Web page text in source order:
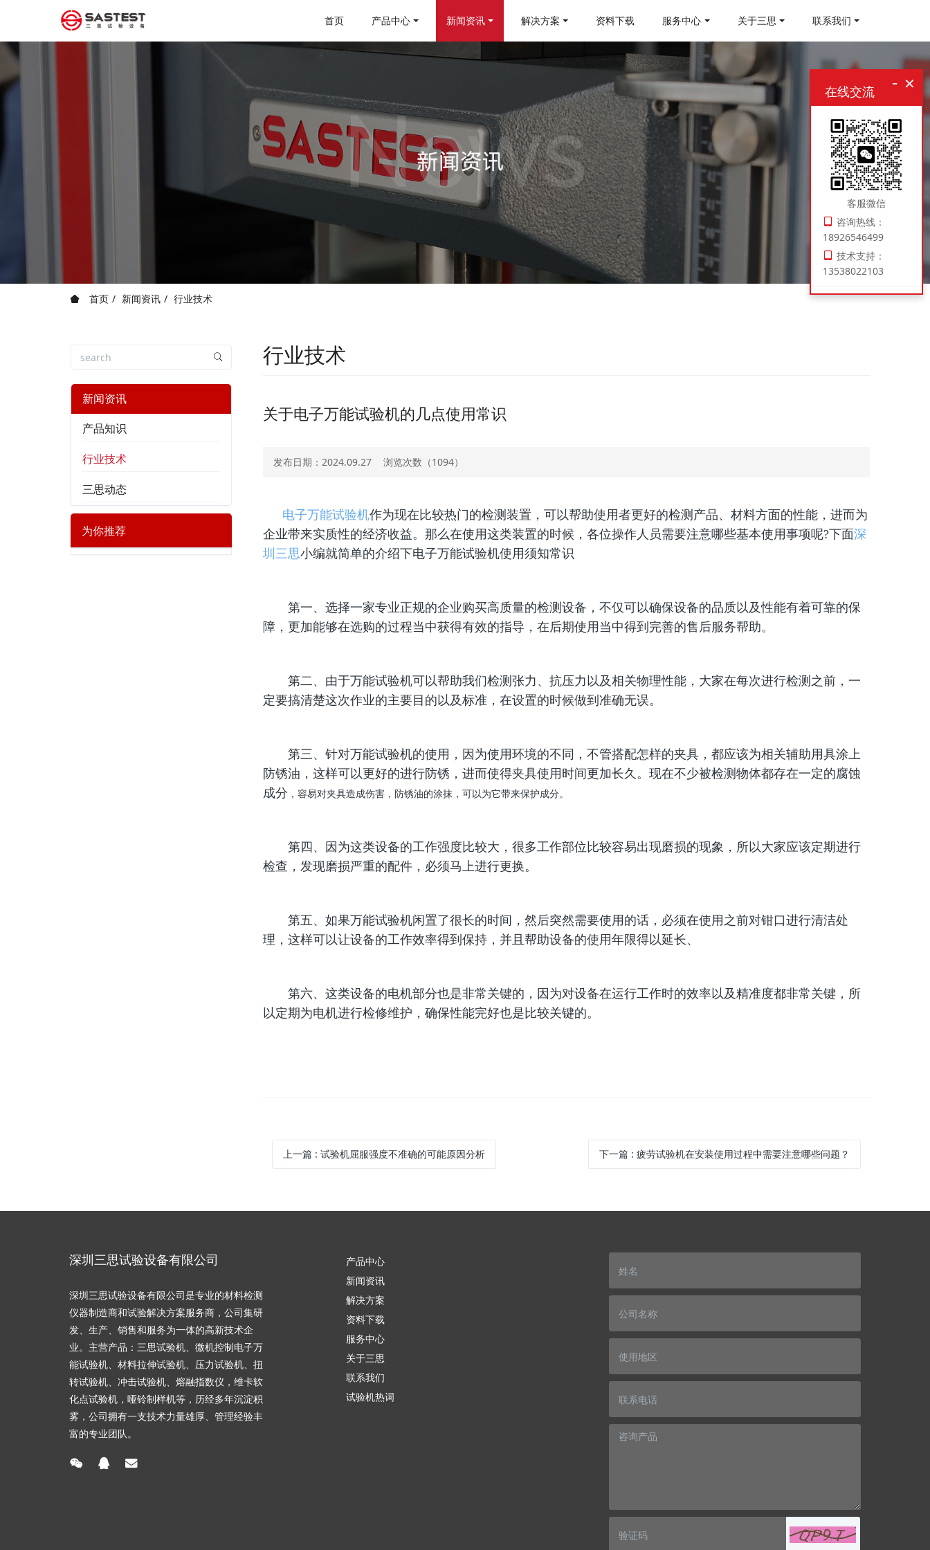
首页 产品中心 新闻资讯 解决方案 资料下载 服务中心 关于三思 联系我们
首页 新闻资讯 行业技术
行业技术
关于电子万能试验机的几点使用常识
发布日期：2024.09.27 浏览次数（1094）
电子万能试验机作为现在比较热门的检测装置，可以帮助使用者更好的检测产品、材料方面的性能，进而为
企业带来实质性的经济收益。那么在使用这类装置的时候，各位操作人员需要注意哪些基本使用事项呢?下面深
圳三思小编就简单的介绍下电子万能试验机使用须知常识
第一、选择一家专业正规的企业购买高质量的检测设备，不仅可以确保设备的品质以及性能有着可靠的保
障，更加能够在选购的过程当中获得有效的指导，在后期使用当中得到完善的售后服务帮助。
第二、由于万能试验机可以帮助我们检测张力、抗压力以及相关物理性能，大家在每次进行检测之前，一
定要搞清楚这次作业的主要目的以及标准，在设置的时候做到准确无误。
第三、针对万能试验机的使用，因为使用环境的不同，不管搭配怎样的夹具，都应该为相关辅助用具涂上
防锈油，这样可以更好的进行防锈，进而使得夹具使用时间更加长久。现在不少被检测物体都存在一定的腐蚀
成分 ，容易对夹具造成伤害，防锈油的涂抹，可以为它带来保护成分。
第四、因为这类设备的工作强度比较大，很多工作部位比较容易出现磨损的现象，所以大家应该定期进行
检查，发现磨损严重的配件，必须马上进行更换。
第五、如果万能试验机闲置了很长的时间，然后突然需要使用的话，必须在使用之前对钳口进行清洁处
理，这样可以让设备的工作效率得到保持，并且帮助设备的使用年限得以延长、
第六、这类设备的电机部分也是非常关键的，因为对设备在运行工作时的效率以及精准度都非常关键，所
以定期为电机进行检修维护，确保性能完好也是比较关键的。
上一篇: 试验机屈服强度不准确的可能原因分析 下一篇: 疲劳试验机在安装使用过程中需要注意哪些问题？
新闻资讯
产品知识
行业技术
三思动态
为你推荐
深圳三思试验设备有限公司
深圳三思试验设备有限公司是专业的材料检测
仪器制造商和试验解决方案服务商，公司集研
发、生产、销售和服务为一体的高新技术企
业。主营产品：三思试验机、微机控制电子万
能试验机、材料拉伸试验机、压力试验机、扭
转试验机、冲击试验机、熔融指数仪，维卡软
化点试验机，哑铃制样机等，历经多年沉淀积
雾，公司拥有一支技术力量雄厚、管理经验丰
富的专业团队。
产品中心
新闻资讯
解决方案
资料下载
服务中心
关于三思
联系我们
试验机热词
×
-
在线交流
客服微信
咨询热线：
18926546499
技术支持：
13538022103